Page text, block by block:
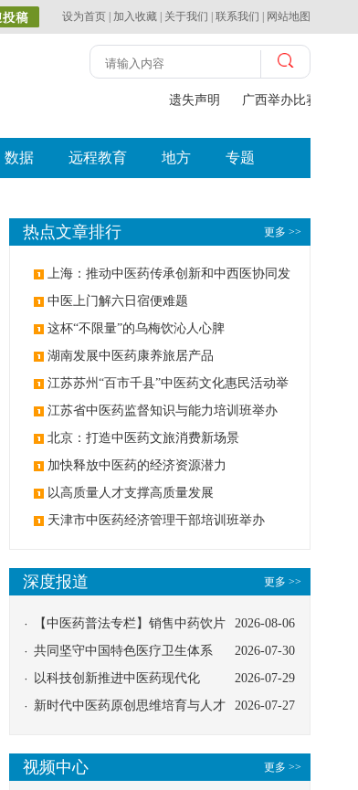
设为首页 加入收藏 关于我们 联系我们 网站地图
遗失声明 广西举办比赛探索
数据 远程教育 地方 专题
更多 >>
热点文章排行
上海：推动中医药传承创新和中西医协同发
展 中医上门解六日宿便难题
这杯“不限量”的乌梅饮沁人心脾
湖南发展中医药康养旅居产品
江苏苏州“百市千县”中医药文化惠民活动举
办 江苏省中医药监督知识与能力培训班举办
北京：打造中医药文旅消费新场景
加快释放中医药的经济资源潜力
以高质量人才支撑高质量发展
天津市中医药经济管理干部培训班举办
更多 >>
深度报道
2026-08-06
【中医药普法专栏】销售中药饮片
应告知煎服方法及注意事项
2026-07-30
共同坚守中国特色医疗卫生体系
2026-07-29
以科技创新推进中医药现代化
2026-07-27
新时代中医药原创思维培育与人才
更多 >>
视频中心